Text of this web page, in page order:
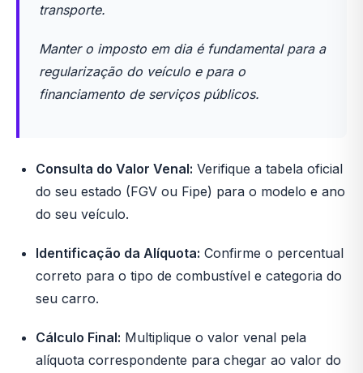
transporte.
Manter o imposto em dia é fundamental para a
regularização do veículo e para o
financiamento de serviços públicos.
Consulta do Valor Venal: Verifique a tabela oficial
do seu estado (FGV ou Fipe) para o modelo e ano
do seu veículo.
Identificação da Alíquota: Confirme o percentual
correto para o tipo de combustível e categoria do
seu carro.
Cálculo Final: Multiplique o valor venal pela
alíquota correspondente para chegar ao valor do